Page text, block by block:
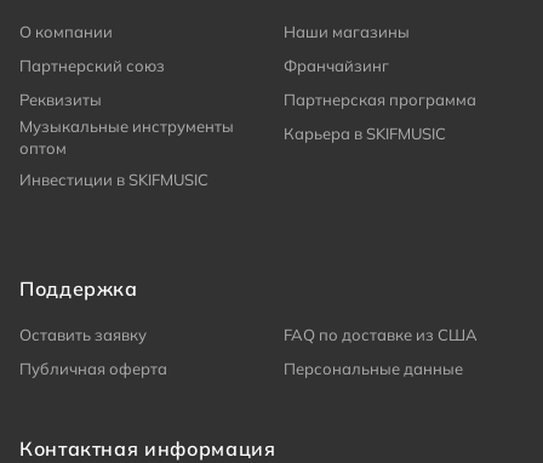
О компании
Наши магазины
Партнерский союз
Франчайзинг
Реквизиты
Партнерская программа
Музыкальные инструменты
оптом
Карьера в SKIFMUSIC
Инвестиции в SKIFMUSIC
Поддержка
Оставить заявку
FAQ по доставке из США
Публичная оферта
Персональные данные
Контактная информация